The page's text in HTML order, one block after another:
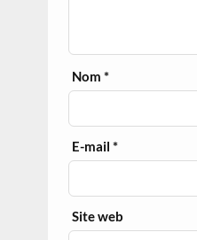
Nom*
E-mail*
Site web